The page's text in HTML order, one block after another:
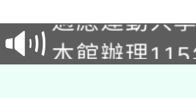
招)
本館辦理